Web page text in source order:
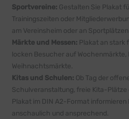
Sportvereine: Gestalten Sie Plakat
Trainingszeiten oder
am Vereinsheim oder an Sportplätzen
Märkte und Messen: Plakat an stark
locken Besucher auf
Weihnachtsmärkte.
Kitas und Schulen: Ob Tag der
Schulveranstaltung, freie Kita-
Plakat im DIN A2-Format
anschaulich und ansprechend.